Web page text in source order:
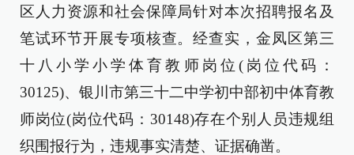
区人力资源和社会保障局针对本次招聘报名及
笔试环节开展专项核查。经查实，金凤区第三
十八小学小学体育教师岗位(岗位代码：
30125)、银川市第三十二中学初中部初中体育教
师岗位(岗位代码：30148)存在个别人员违规组
织围报行为，违规事实清楚、证据确凿。